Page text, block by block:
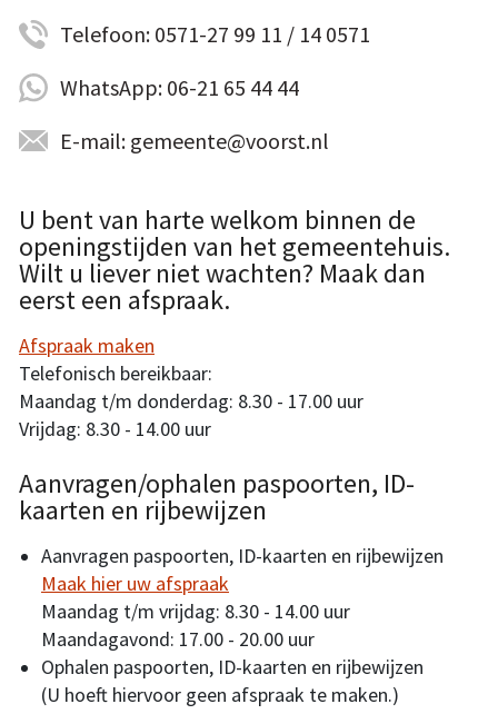
Telefoon: 0571-27 99 11 / 14 0571
WhatsApp: 06-21 65 44 44
E-mail: gemeente@voorst.nl
U bent van harte welkom binnen de
openingstijden van het gemeentehuis.
Wilt u liever niet wachten? Maak dan
eerst een afspraak.
Afspraak maken
Telefonisch bereikbaar:
Maandag t/m donderdag: 8.30 - 17.00 uur
Vrijdag: 8.30 - 14.00 uur
Aanvragen/ophalen paspoorten, ID-
kaarten en rijbewijzen
Aanvragen paspoorten, ID-kaarten en rijbewijzen
Maak hier uw afspraak
Maandag t/m vrijdag: 8.30 - 14.00 uur
Maandagavond: 17.00 - 20.00 uur
Ophalen paspoorten, ID-kaarten en rijbewijzen
(U hoeft hiervoor geen afspraak te maken.)